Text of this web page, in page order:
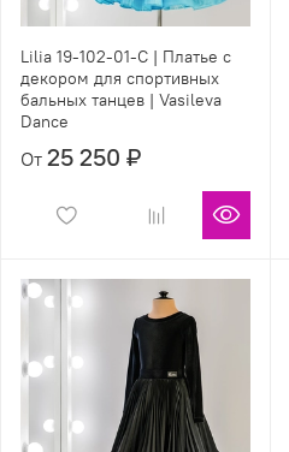
Lilia 19-102-01-С | Платье с
декором для спортивных
бальных танцев | Vasileva
Dance
От 25 250 ₽